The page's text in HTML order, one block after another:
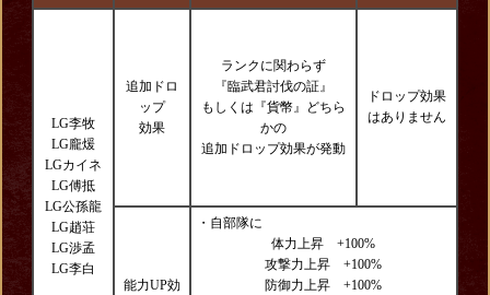
LG李牧
LG龐煖
LGカイネ
LG傅抵
LG公孫龍
LG趙荘
LG渉孟
LG李白
追加ドロ
ップ
効果
ランクに関わらず
『臨武君討伐の証』
もしくは『貨幣』どちら
かの
追加ドロップ効果が発動
ドロップ効果
はありません
能力UP効
・自部隊に
体力上昇 +100%
攻撃力上昇 +100%
防御力上昇 +100%